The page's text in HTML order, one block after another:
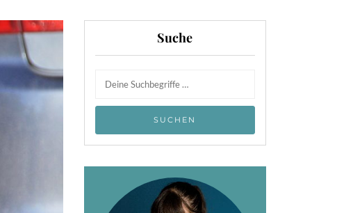
Suche